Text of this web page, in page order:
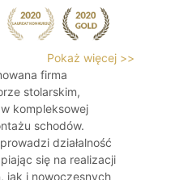
Pokaż więcej >>
firma
stolarskim,
kompleksowej
schodów.
działalność
się na realizacji
jak i nowoczesnych